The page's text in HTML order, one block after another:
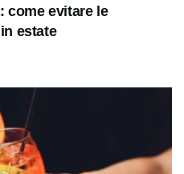
come evitare le
estate